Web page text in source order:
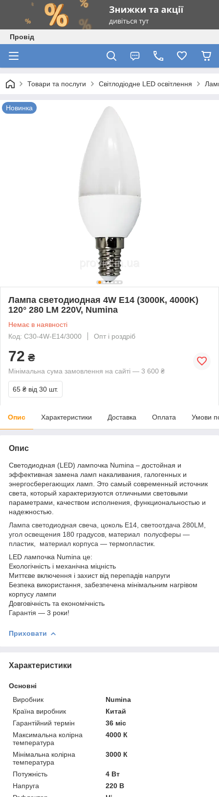
Провід
Товари та послуги Світлодіодне LED освітлення
Новинка
Лампа светодиодная 4W Е14 (3000К, 4000K)
120° 280 LM 220V, Numina
Немає в наявності
Код: С30-4W-E14/3000
Опт і роздріб
72 ₴
Мінімальна сума замовлення на сайті — 3 600 ₴
65 ₴ від 30 шт.
Опис Характеристики Доставка Оплата Умови
Опис
Светодиодная (LED) лампочка Numina – достойная и
эффективная замена ламп накаливания, галогенных и
энергосберегающих ламп. Это самый современный источник
света, который характеризуются отличными световыми
параметрами, качеством исполнения, функциональностью и
надежностью.
Лампа светодиодная свеча, цоколь Е14, светоотдача 280LM,
угол освещения 180 градусов, материал полусферы ―
пластик, материал корпуса ― термопластик.
LED лампочка Numina це:
Екологічність і механічна міцність
Миттєве включення і захист від перепадів напруги
Безпека використання, забезпечена мінімальним нагрівом
корпусу лампи
Довговічність та економічність
Гарантія ― 3 роки!
Приховати
Характеристики
Основні
Виробник
Numina
Країна виробник
Китай
Гарантійний термін
36 міс
Максимальна колірна
температура
4000 К
Мінімальна колірна
температура
3000 К
Потужність
4 Вт
Напруга
220 В